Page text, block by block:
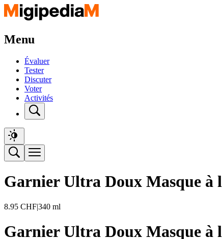
Menu
Évaluer
Tester
Discuter
Voter
Activités
Garnier Ultra Doux Masque à
8.95 CHF|340 ml
Garnier Ultra Doux Masque à